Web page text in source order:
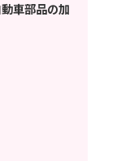
車部品の加